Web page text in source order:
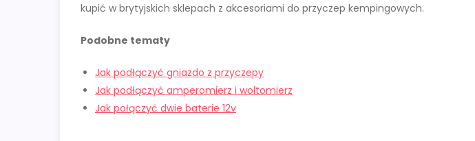
kupić w brytyjskich sklepach z akcesoriami do przyczep kempingowych.
Podobne tematy
Jak podłączyć gniazdo z przyczepy
Jak podłączyć amperomierz i woltomierz
Jak połączyć dwie baterie 12v